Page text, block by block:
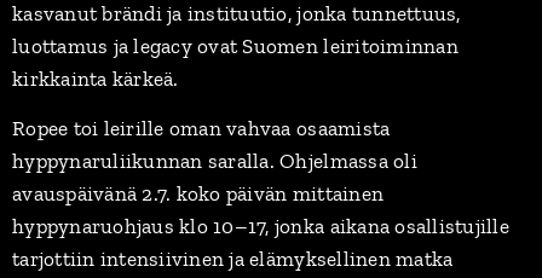
kasvanut brändi ja instituutio, jonka tunnettuus,
luottamus ja legacy ovat Suomen leiritoiminnan
kirkkainta kärkeä.
Ropee toi leirille oman vahvaa osaamista
hyppynaruliikunnan saralla. Ohjelmassa oli
avauspäivänä 2.7. koko päivän mittainen
hyppynaruohjaus klo 10–17, jonka aikana osallistujille
tarjottiin intensiivinen ja elämyksellinen matka